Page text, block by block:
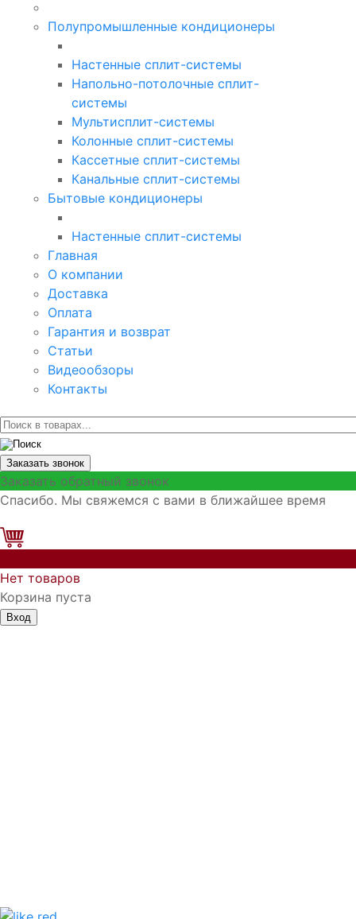
Полупромышленные кондиционеры
Настенные сплит-системы
Напольно-потолочные сплит-
системы
Мультисплит-системы
Колонные сплит-системы
Кассетные сплит-системы
Канальные сплит-системы
Бытовые кондиционеры
Настенные сплит-системы
Главная
О компании
Доставка
Оплата
Гарантия и возврат
Статьи
Видеообзоры
Контакты
Заказать звонок
Заказать обратный звонок
Спасибо. Мы свяжемся с вами в ближайшее время
Нет товаров
Корзина пуста
Вход